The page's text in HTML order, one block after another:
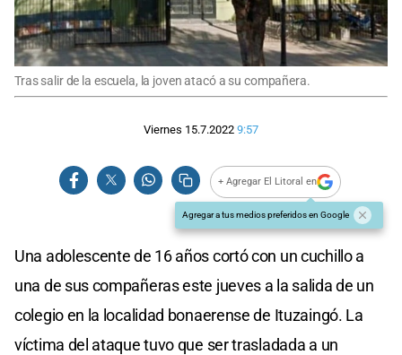
Tras salir de la escuela, la joven atacó a su compañera.
Viernes 15.7.2022 9:57
+ Agregar El Litoral en
Agregar a tus medios preferidos en Google
Una adolescente de 16 años cortó con un cuchillo a
una de sus compañeras este jueves a la salida de un
colegio en la localidad bonaerense de Ituzaingó. La
víctima del ataque tuvo que ser trasladada a un